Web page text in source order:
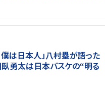
僕は日本人」八村塁が語った
勇太は日本バスケの“明る